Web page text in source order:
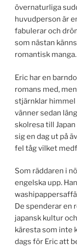
övernaturliga
huvudperson är
fabulerar och
som nästan
romantisk manga.
Eric har en
romans med,
stjärnklar himmel
vänner sedan
skolresa till
sig en dag ut på
fel tåg vilket
Som räddaren i
engelska upp.
De spenderar en
japansk kultur
käresta som inte
dags för Eric att